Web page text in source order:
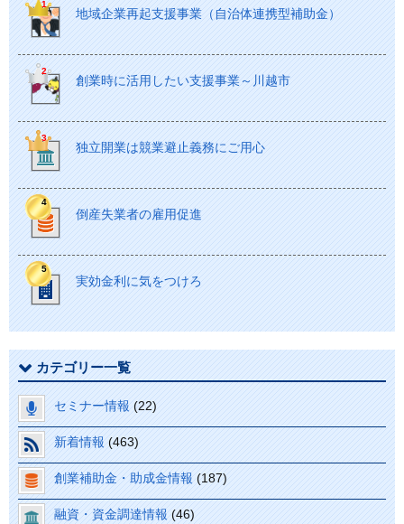
地域企業再起支援事業（自治体連携型補助金）
創業時に活用したい支援事業～川越市
独立開業は競業避止義務にご用心
倒産失業者の雇用促進
実効金利に気をつけろ
カテゴリー一覧
セミナー情報 (22)
新着情報 (463)
創業補助金・助成金情報 (187)
融資・資金調達情報 (46)